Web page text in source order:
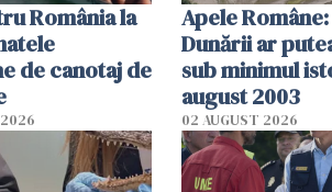
România la
de canotaj de
Apele
Dunării ar
sub minimul
august 2003
02 AUGUST 2026